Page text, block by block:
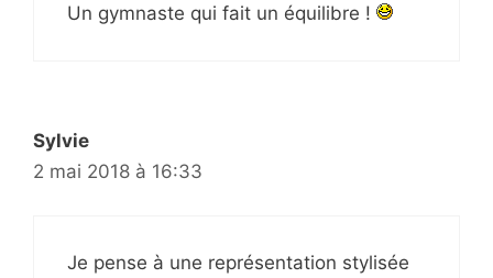
Un gymnaste qui fait un équilibre !
Sylvie
2 mai 2018 à 16:33
Je pense à une représentation stylisée